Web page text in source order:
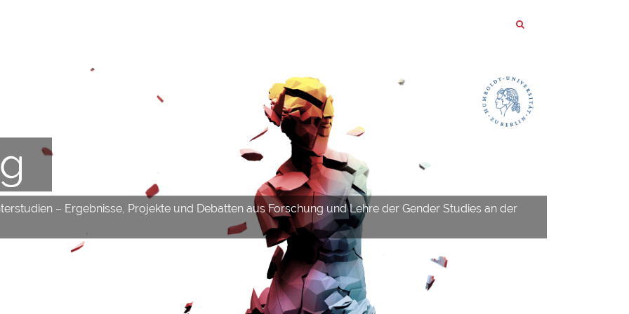
– Ergebnisse, Projekte und Debatten aus Forschung und Lehre der Gender Studies an der